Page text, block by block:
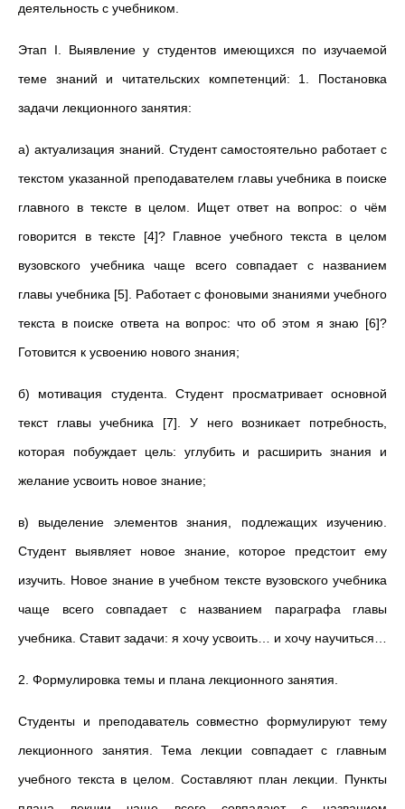
деятельность с учебником.
Этап I. Выявление у студентов имеющихся по изучаемой
теме знаний и читательских компетенций: 1. Постановка
задачи лекционного занятия:
а) актуализация знаний. Студент самостоятельно работает с
текстом указанной преподавателем главы учебника в поиске
главного в тексте в целом. Ищет ответ на вопрос: о чём
говорится в тексте [4]? Главное учебного текста в целом
вузовского учебника чаще всего совпадает с названием
главы учебника [5]. Работает с фоновыми знаниями учебного
текста в поиске ответа на вопрос: что об этом я знаю [6]?
Готовится к усвоению нового знания;
б) мотивация студента. Студент просматривает основной
текст главы учебника [7]. У него возникает потребность,
которая побуждает цель: углубить и расширить знания и
желание усвоить новое знание;
в) выделение элементов знания, подлежащих изучению.
Студент выявляет новое знание, которое предстоит ему
изучить. Новое знание в учебном тексте вузовского учебника
чаще всего совпадает с названием параграфа главы
учебника. Ставит задачи: я хочу усвоить… и хочу научиться…
2. Формулировка темы и плана лекционного занятия.
Студенты и преподаватель совместно формулируют тему
лекционного занятия. Тема лекции совпадает с главным
учебного текста в целом. Составляют план лекции. Пункты